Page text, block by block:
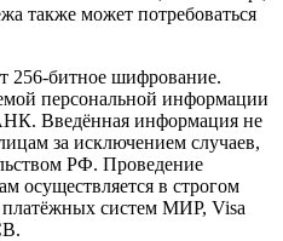
также может потребоваться
256-битное шифрование.
персональной информации
Введённая информация не
за исключением случаев,
РФ. Проведение
осуществляется в строгом
платёжных систем МИР, Visa